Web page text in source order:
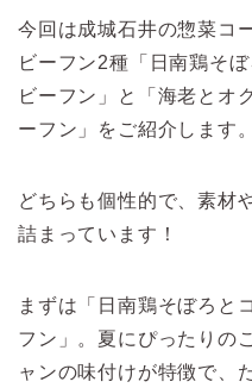
今回は成城石井の惣菜コ
ビーフン2種「日南鶏そ
ビーフン」と「海老とオ
ーフン」をご紹介します。
どちらも個性的で、素材
詰まっています！
まずは「日南鶏そぼろと
フン」。夏にぴったりの
ャンの味付けが特徴で、